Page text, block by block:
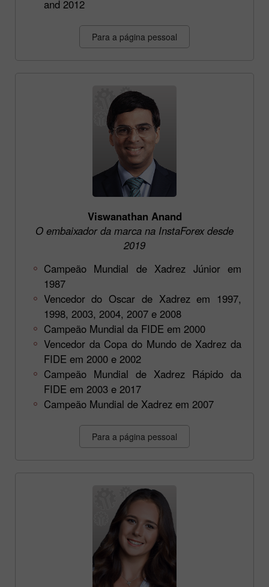
and 2012
Para a página pessoal
Viswanathan Anand
O embaixador da marca na InstaForex desde
2019
Campeão Mundial de Xadrez Júnior em
1987
Vencedor do Oscar de Xadrez em 1997,
1998, 2003, 2004, 2007 e 2008
Campeão Mundial da FIDE em 2000
Vencedor da Copa do Mundo de Xadrez da
FIDE em 2000 e 2002
Campeão Mundial de Xadrez Rápido da
FIDE em 2003 e 2017
Campeão Mundial de Xadrez em 2007
Para a página pessoal